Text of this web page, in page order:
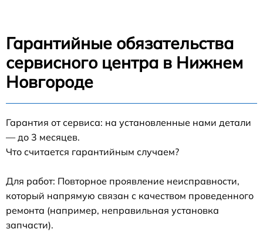
Гарантийные обязательства
сервисного центра в Нижнем
Новгороде
Гарантия от сервиса: на установленные нами детали
— до 3 месяцев.
Что считается гарантийным случаем?
Для работ: Повторное проявление неисправности,
который напрямую связан с качеством проведенного
ремонта (например, неправильная установка
запчасти).